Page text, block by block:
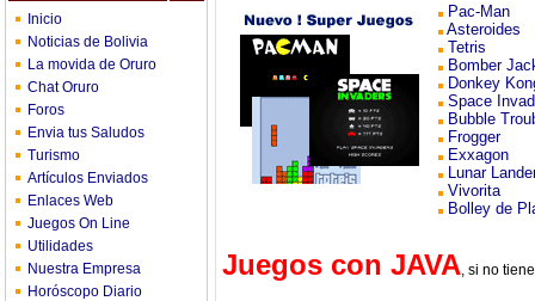
Inicio
Noticias de Bolivia
La movida de Oruro
Chat Oruro
Foros
Envia tus Saludos
Turismo
Artículos Enviados
Enlaces Web
Juegos On Line
Utilidades
Nuestra Empresa
Horóscopo Diario
Pac-Man
Asteroides
Tetris
Bomber
Donkey
Space
Bubble
Frogger
Exxagon
Lunar
Vivorita
Bolley de
Juegos con JAVA, si no